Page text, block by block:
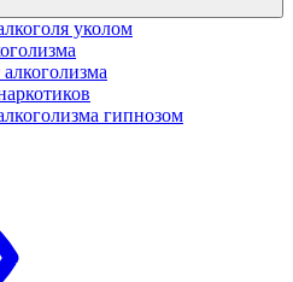
уколом
гипнозом